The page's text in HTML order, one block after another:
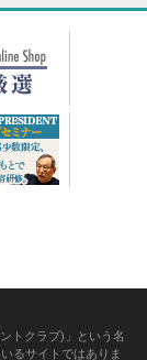
トクラブ)」という名
るサイトではありま